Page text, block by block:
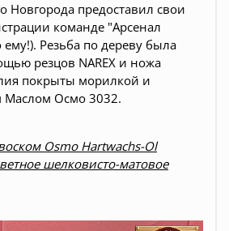
Новгорода предоставил свои
команде "Арсенал
ему!). Резьба по дереву была
резцов NAREX и ножа
покрыты морилкой и
Осмо 3032.
Osmo Hartwachs-Ol
шелковисто-матовое